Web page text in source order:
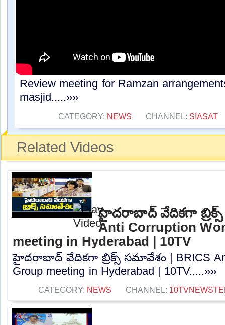
Review meeting for Ramzan
masjid.....»»
CATEGORY: NEWS CHANNEL: SIASAT
Related Videos
హైదరాబాద్ వేదికగా బ్రిక్స్
Anti Corruption
meeting in Hyderabad | 10TV
హైదరాబాద్ వేదికగా బ్రిక్స్ సమావేశం | BRICS
Group meeting in Hyderabad | 10TV.....»»
CATEGORY: NEWS CHANNEL: